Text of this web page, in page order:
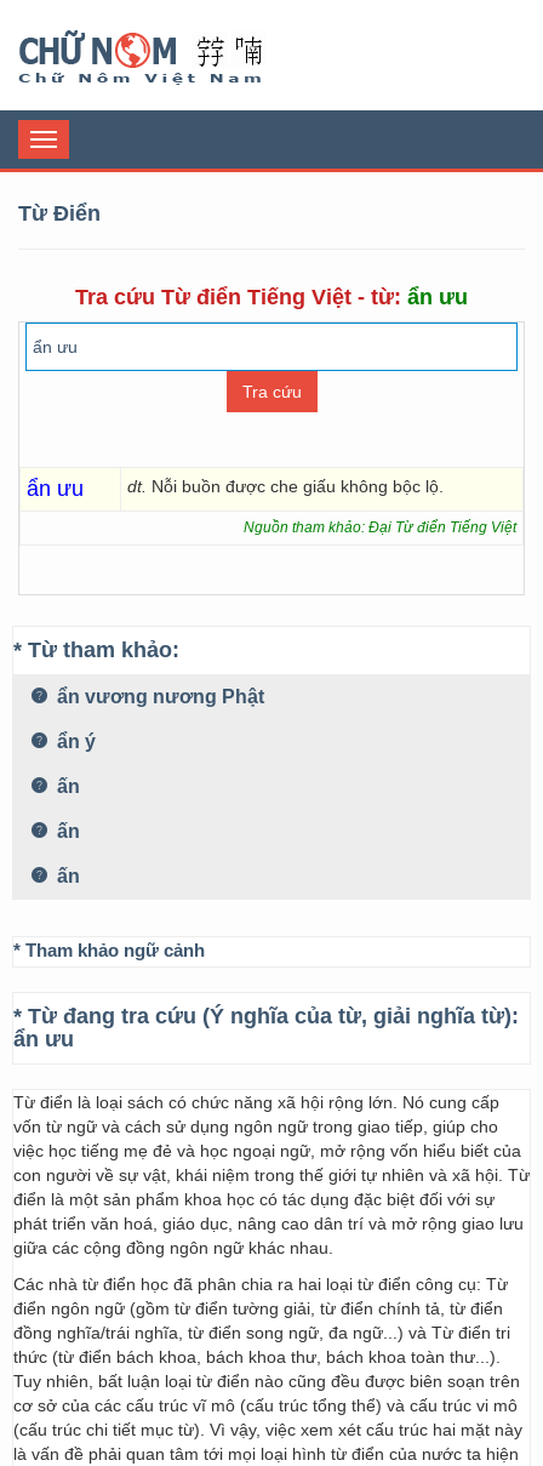
Toggle
navigation
Từ Điển
Tra cứu Từ điển Tiếng Việt - từ: ẩn ưu
ẩn ưu dt. Nỗi buồn được che giấu không bộc lộ.
Nguồn tham khảo: Đại Từ điển Tiếng Việt
* Từ tham khảo:
ẩn vương nương Phật
ẩn ý
ấn
ấn
ấn
* Tham khảo ngữ cảnh
* Từ đang tra cứu (Ý nghĩa của từ, giải nghĩa từ):
ẩn ưu
Từ điển là loại sách có chức năng xã hội rộng lớn. Nó cung cấp
vốn từ ngữ và cách sử dụng ngôn ngữ trong giao tiếp, giúp cho
việc học tiếng mẹ đẻ và học ngoại ngữ, mở rộng vốn hiểu biết của
con người về sự vật, khái niệm trong thế giới tự nhiên và xã hội. Từ
điển là một sản phẩm khoa học có tác dụng đặc biệt đối với sự
phát triển văn hoá, giáo dục, nâng cao dân trí và mở rộng giao lưu
giữa các cộng đồng ngôn ngữ khác nhau.
Các nhà từ điển học đã phân chia ra hai loại từ điển công cụ: Từ
điển ngôn ngữ (gồm từ điển tường giải, từ điển chính tả, từ điển
đồng nghĩa/trái nghĩa, từ điển song ngữ, đa ngữ...) và Từ điển tri
thức (từ điển bách khoa, bách khoa thư, bách khoa toàn thư...).
Tuy nhiên, bất luận loại từ điển nào cũng đều được biên soạn trên
cơ sở của các cấu trúc vĩ mô (cấu trúc tổng thể) và cấu trúc vi mô
(cấu trúc chi tiết mục từ). Vì vậy, việc xem xét cấu trúc hai mặt này
là vấn đề phải quan tâm tới mọi loại hình từ điển của nước ta hiện